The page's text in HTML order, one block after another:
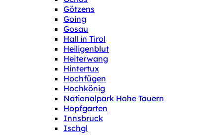
Götzens
Going
Gosau
Hall in Tirol
Heiligenblut
Heiterwang
Hintertux
Hochfügen
Hochkönig
Nationalpark Hohe Tauern
Hopfgarten
Innsbruck
Ischgl